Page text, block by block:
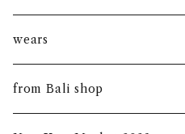
kantha mask
summer mask
wears
new arrival
from Bali shop